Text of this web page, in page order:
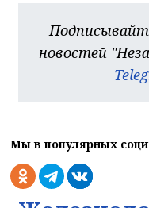
новостей
Мы в популярных